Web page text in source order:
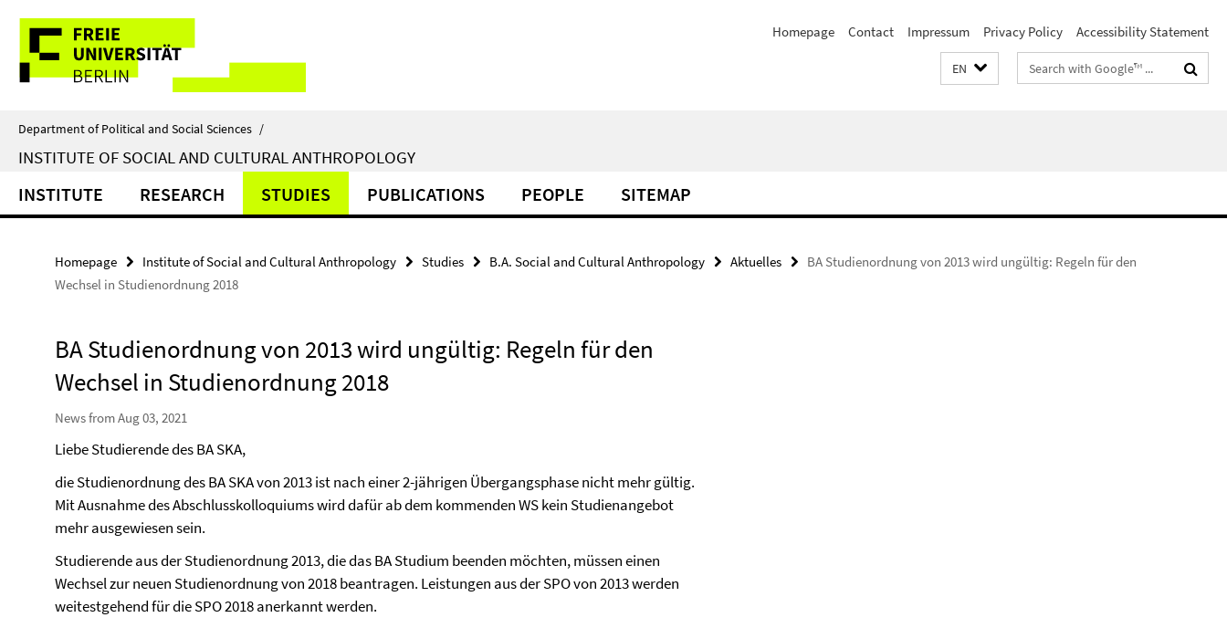
direkt
Inhalt
Service
Navigation
Homepage Contact Impressum Privacy Policy Accessibility Statement
EN
Search
terms
Department of Political and Social Sciences /
INSTITUTE OF SOCIAL AND CULTURAL ANTHROPOLOGY
INSTITUTE RESEARCH STUDIES PUBLICATIONS PEOPLE SITEMAP
Homepage Institute of Social and Cultural Anthropology Studies B.A. Social and Cultural Anthropology Aktuelles
BA Studienordnung von 2013 wird ungültig: Regeln für den
Wechsel in Studienordnung 2018
BA Studienordnung von 2013 wird ungültig: Regeln für den
Wechsel in Studienordnung 2018
News from Aug 03, 2021
Liebe Studierende des BA SKA,
die Studienordnung des BA SKA von 2013 ist nach einer 2-jährigen Übergangsphase nicht mehr gültig.
Mit Ausnahme des Abschlusskolloquiums wird dafür ab dem kommenden WS kein Studienangebot
mehr ausgewiesen sein.
Studierende aus der Studienordnung 2013, die das BA Studium beenden möchten, müssen einen
Wechsel zur neuen Studienordnung von 2018 beantragen. Leistungen aus der SPO von 2013 werden
weitestgehend für die SPO 2018 anerkannt werden.